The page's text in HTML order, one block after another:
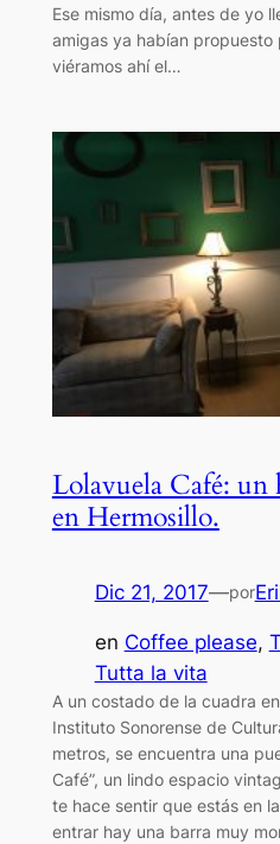
Ese mismo día, antes de yo
amigas ya habían propuesto
viéramos ahí el…
Lolavuela Café: un
en Hermosillo.
Dic 21, 2017—por
en Coffee please,
Tutta la vita
A un costado de la cuadra
Instituto Sonorense de
metros, se encuentra una
Café”, un lindo espacio
te hace sentir que estás en
entrar hay una barra muy